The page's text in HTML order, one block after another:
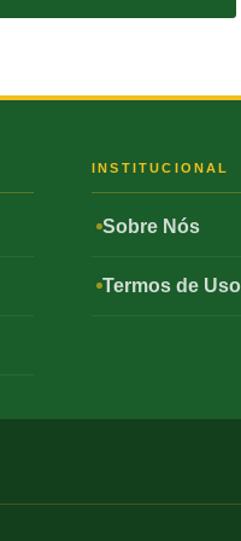
INSTITUCIONAL
Sobre Nós
Termos de Uso